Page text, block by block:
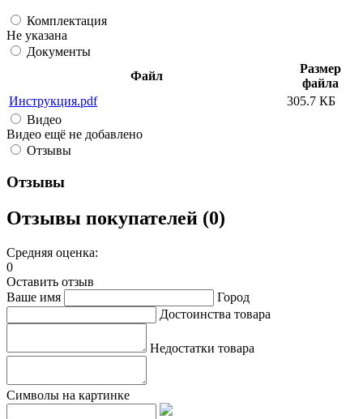
Комплектация
Не указана
Документы
Файл
Размер
файла
Инструкция.pdf
305.7 КБ
Видео
Видео ещё не добавлено
Отзывы
Отзывы
Отзывы покупателей (0)
Средняя оценка:
0
Оставить отзыв
Ваше имя
Город
Достоинства товара
Недостатки товара
Символы на картинке